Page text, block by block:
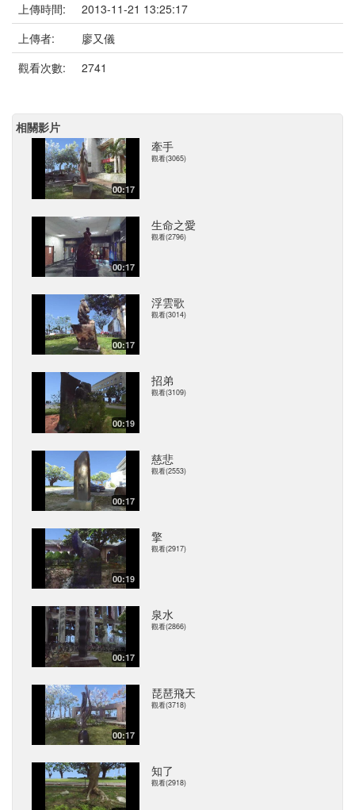
上傳時間:
2013-11-21 13:25:17
上傳者:
廖又儀
觀看次數:
2741
相關影片
00:17
牽手
觀看(3065)
00:17
生命之愛
觀看(2796)
00:17
浮雲歌
觀看(3014)
00:19
招弟
觀看(3109)
00:17
慈悲
觀看(2553)
00:19
擎
觀看(2917)
00:17
泉水
觀看(2866)
00:17
琵琶飛天
觀看(3718)
知了
觀看(2918)